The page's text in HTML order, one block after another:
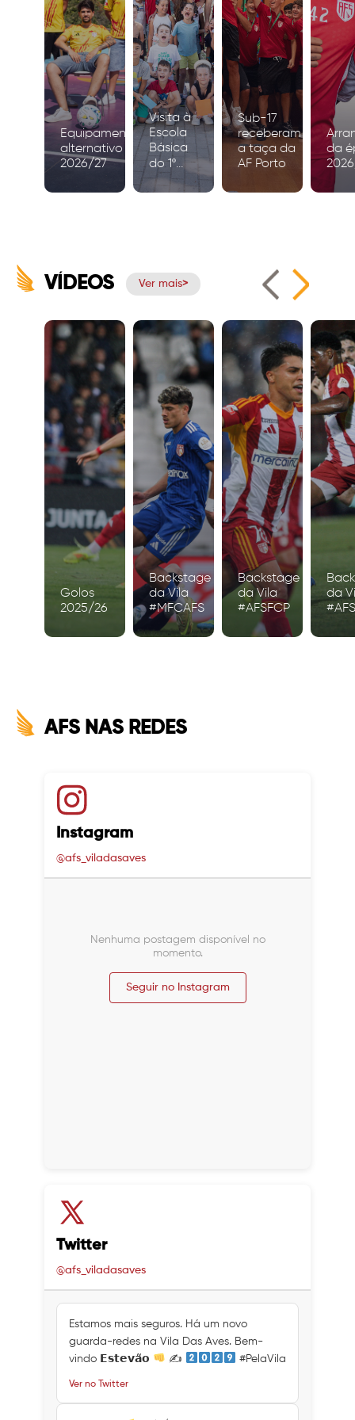
Equipamento
alternativo
2026/27
Visita à
Escola
Básica
do 1º
Ciclo de
Igreja
Sub-17
receberam
a taça da
AF Porto
da
VÍDEOS Ver mais
Golos
2025/26
Backstage
da Vila
#MFCAFS
Backstage
da Vila
#AFSFCP
da
AFS NAS REDES
Instagram
@afs_viladasaves
Nenhuma postagem disponível no
momento.
Seguir no Instagram
Twitter
@afs_viladasaves
Estamos mais seguros. Há um novo
guarda-redes na Vila Das Aves. Bem-
vindo 𝗘𝘀𝘁𝗲𝘃𝗮̃𝗼
✍ #PelaVila
Ver no Twitter